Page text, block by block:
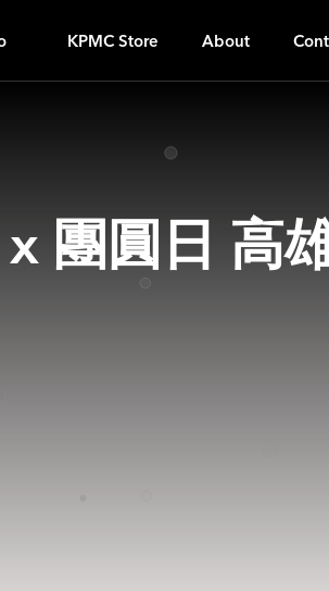
KPMC Store About
團圓日 高